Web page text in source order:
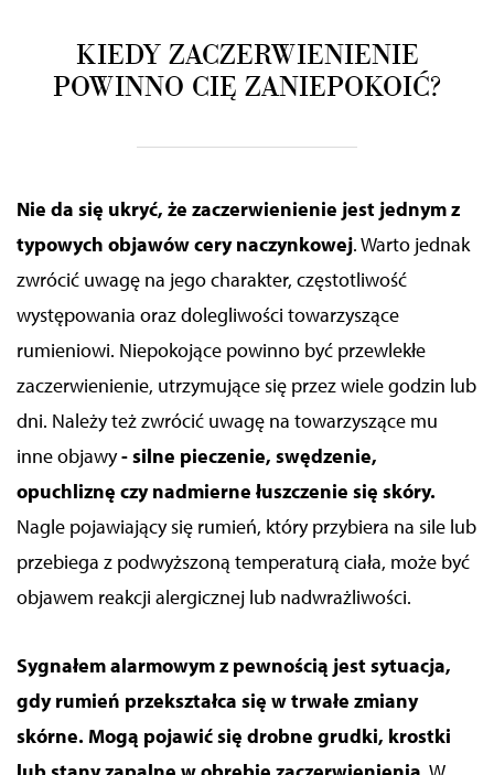
KIEDY ZACZERWIENIENIE
POWINNO CIĘ ZANIEPOKOIĆ?
Nie da się ukryć, że zaczerwienienie jest jednym z
typowych objawów cery naczynkowej. Warto jednak
zwrócić uwagę na jego charakter, częstotliwość
występowania oraz dolegliwości towarzyszące
rumieniowi. Niepokojące powinno być przewlekłe
zaczerwienienie, utrzymujące się przez wiele godzin lub
dni. Należy też zwrócić uwagę na towarzyszące mu
inne objawy- silne pieczenie, swędzenie,
opuchliznę czy nadmierne łuszczenie się skóry.
Nagle pojawiający się rumień, który przybiera na sile lub
przebiega z podwyższoną temperaturą ciała, może być
objawem reakcji alergicznej lub nadwrażliwości.
Sygnałem alarmowym z pewnością jest sytuacja,
gdy rumień przekształca się w trwałe zmiany
skórne. Mogą pojawić się drobne grudki, krostki